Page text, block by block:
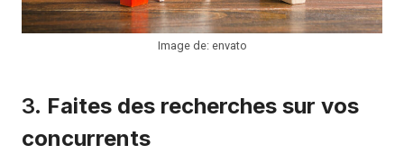
Image de: envato
3. Faites des recherches sur vos
concurrents